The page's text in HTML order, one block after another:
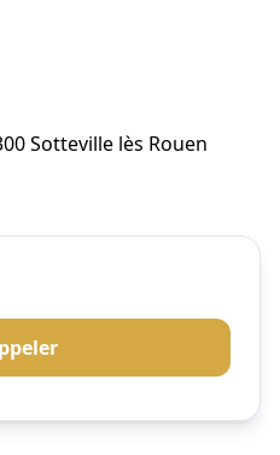
Sotteville lès Rouen